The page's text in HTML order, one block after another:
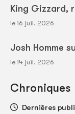
King Gizzard,
le 16 juil. 2026
Josh Homme
le 14 juil. 2026
Chroniques
Dernières